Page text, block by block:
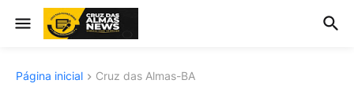
Página inicial Cruz das Almas-BA